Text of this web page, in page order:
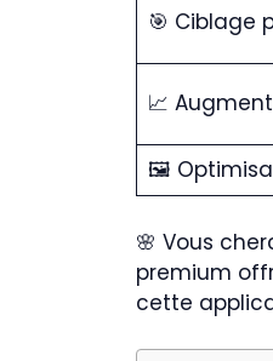
🎯 Ciblage
📈
🖼️
🌸 Vous
premium
cette